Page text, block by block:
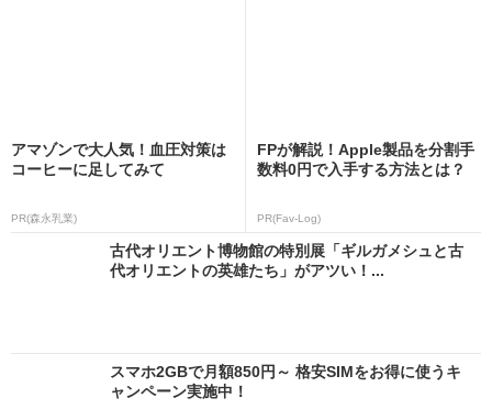
アマゾンで大人気！血圧対策は
コーヒーに足してみて
PR(森永乳業)
FPが解説！Apple製品を分割手
数料0円で入手する方法とは？
PR(Fav-Log)
古代オリエント博物館の特別展「ギルガメシュと古
代オリエントの英雄たち」がアツい！...
スマホ2GBで月額850円～ 格安SIMをお得に使うキ
ャンペーン実施中！